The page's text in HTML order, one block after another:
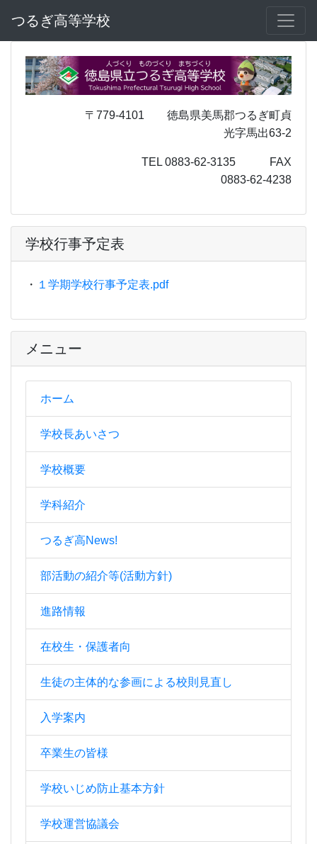
つるぎ高等学校
〒779-4101 徳島県美馬郡つるぎ町貞
光字馬出63-2
TEL 0883-62-3135 FAX
0883-62-4238
メニュー
ホーム
学校長あいさつ
学校概要
学科紹介
つるぎ高News!
部活動の紹介等(活動方針)
進路情報
在校生・保護者向
生徒の主体的な参画による校則見直し
入学案内
卒業生の皆様
学校いじめ防止基本方針
学校運営協議会
学校行事予定表
・ １学期学校行事予定表.pdf